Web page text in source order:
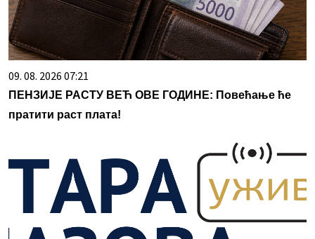
09. 08. 2026 07:21
ПЕНЗИЈЕ РАСТУ ВЕЋ ОВЕ ГОДИНЕ: Повећање ће
пратити раст плата!